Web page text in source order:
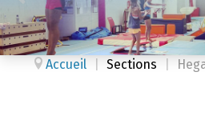
Accueil Sections